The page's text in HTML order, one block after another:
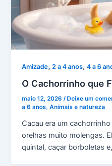
Amizade,2 a 4 anos,4 a 6
O Cachorrinho que
maio 12, 2026/ Deixe um
a 6 anos,Animais e natureza
Cacau era um
orelhas muito molengas.
quintal, caçar borboletas